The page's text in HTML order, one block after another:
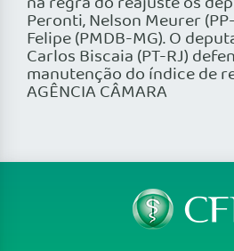
Peronti, Nelson Meurer
Felipe (PMDB-MG). O
Carlos Biscaia (PT-RJ)
manutenção do índice de
AGÊNCIA CÂMARA